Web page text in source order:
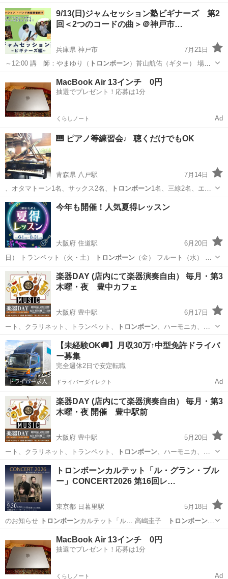
ン）苔山航佑（ギ…
兵庫 神戸市 ワークショップ ジャムセッション
9/13(日)ジャムセッション塾ビギナーズ 第2
回＜2つのコードの曲＞＠神戸市…
兵庫県 神戸市
7月21日
～12:00 講 師：やまゆり（ トロンボーン）苔山航佑（ギター） 場
所：S…
神戸市 ワークショップ ジャムセッション
MacBook Air 13インチ 0円
抽選でプレゼント！応募は1分
くらしノート Ad
🎹 ピアノ等練習会♩ 聴くだけでもOK
青森県 八戸駅
7月14日
、オタマトーン1名、サックス2名、
トロンボーン1名、三線2名、エレ
クトーン 3名…
青森 八戸市 八戸駅 コンサート/ショー
今年も開催！人気夏得レッスン
大阪府 住道駅
6月20日
日） トランペット（火・土）
トロンボーン （金） フルート（水） …
大阪 大東市 住道駅 セミナー
楽器DAY (店内にて楽器演奏自由） 毎月・第3
木曜・夜 豊中カフェ
大阪府 豊中駅
6月17日
ート、クラリネット、トランペット、
トロンボーン、ハーモニカ、ヴ
ァイオリン、ヴィオ…
大阪 豊中市 豊中駅 コンサート/ショー
ストリートピアノ
【未経験OK🚚】月収30万↑中型免許ドライバ
ー募集
完全週休2日で安定転職
ドライバーダイレクト Ad
楽器DAY (店内にて楽器演奏自由） 毎月・第3
木曜・夜 開催 豊中駅前
大阪府 豊中駅
5月20日
ート、クラリネット、トランペット、
トロンボーン、ハーモニカ、ヴ
ァイオリン、ヴィオ…
大阪 豊中市 豊中駅 コンサート/ショー
ストリートピアノ
トロンボーンカルテット「ル・グラン・ブル
ー」CONCERT2026 第16回レ…
東京都 日暮里駅
5月18日
のお知らせ トロンボーン カルテット「ル… 高嶋圭子 トロンボーン四
重奏のための… アダージョトロンボーン協奏曲第２番よ… ー
トロンボーンの持つ「合唱的…
コンサート/ショー
MacBook Air 13インチ 0円
抽選でプレゼント！応募は1分
くらしノート Ad